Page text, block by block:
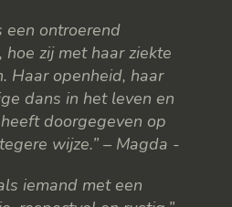
een ontroerend
zij met haar ziekte
Haar openheid, haar
dans in het leven en
doorgegeven op
wijze.” – Magda -
iemand met een